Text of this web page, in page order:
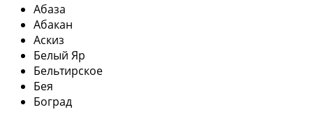
Абаза
Абакан
Аскиз
Белый Яр
Бельтирское
Бея
Боград